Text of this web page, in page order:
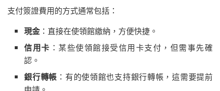
支付簽證費用的方式通常包括：
現金 ：直接在使領館繳納，方便快捷。
信用卡 ：某些使領館接受信用卡支付，但需事先確
認。
銀行轉帳 ：有的使領館也支持銀行轉帳，這需要提前